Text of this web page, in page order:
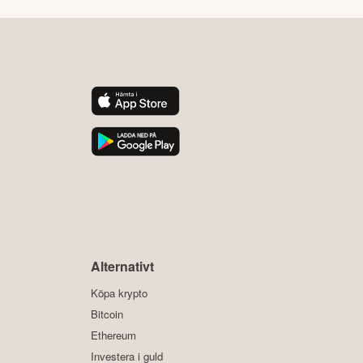
Alternativt
Köpa krypto
Bitcoin
Ethereum
Investera i guld